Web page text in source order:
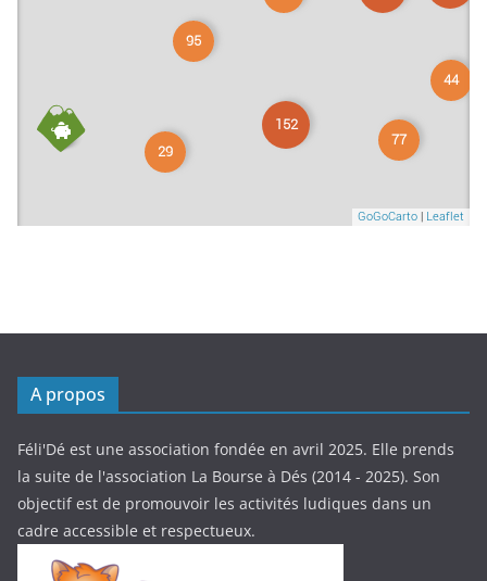
A propos
Féli'Dé est une association fondée en avril 2025. Elle prends
la suite de l'association La Bourse à Dés (2014 - 2025). Son
objectif est de promouvoir les activités ludiques dans un
cadre accessible et respectueux.